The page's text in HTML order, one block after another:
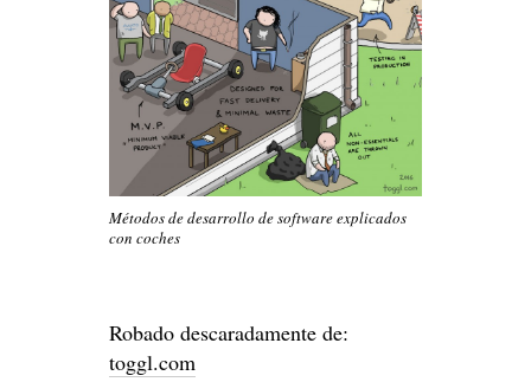
Métodos de desarrollo de software explicados
con coches
Robado descaradamente de:
toggl.com